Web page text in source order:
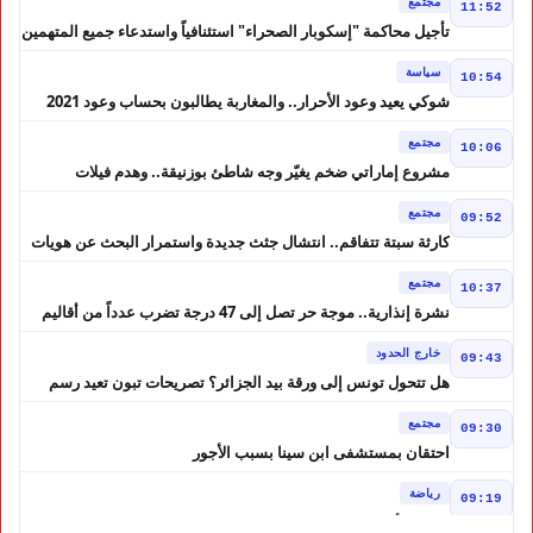
11:52
تأجيل محاكمة "إسكوبار الصحراء" استئنافياً واستدعاء جميع المتهمين
10:54 سياسة
شوكي يعيد وعود الأحرار.. والمغاربة يطالبون بحساب وعود 2021
10:06 مجتمع
مشروع إماراتي ضخم يغيّر وجه شاطئ بوزنيقة.. وهدم فيلات
09:52 مجتمع
كارثة سبتة تتفاقم.. انتشال جثث جديدة واستمرار البحث عن هويات
10:37 مجتمع
نشرة إنذارية.. موجة حر تصل إلى 47 درجة تضرب عدداً من أقاليم
09:43 خارج الحدود
هل تتحول تونس إلى ورقة بيد الجزائر؟ تصريحات تبون تعيد رسم
09:30 مجتمع
احتقان بمستشفى ابن سينا بسبب الأجور
09:19 رياضة
لبؤات الأطلس إلى ربع النهائي في الصدارة